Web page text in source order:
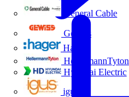
General Cable
Gewiss
Hager
HellermannTyton
Hyundai Electric
igus